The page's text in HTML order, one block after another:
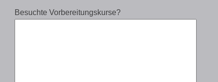
Besuchte Vorbereitungskurse?